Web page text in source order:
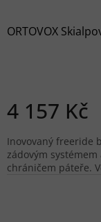
ORTOVOX
4 157 Kč
Inovovaný freeride
zádovým
chráničem páteře.